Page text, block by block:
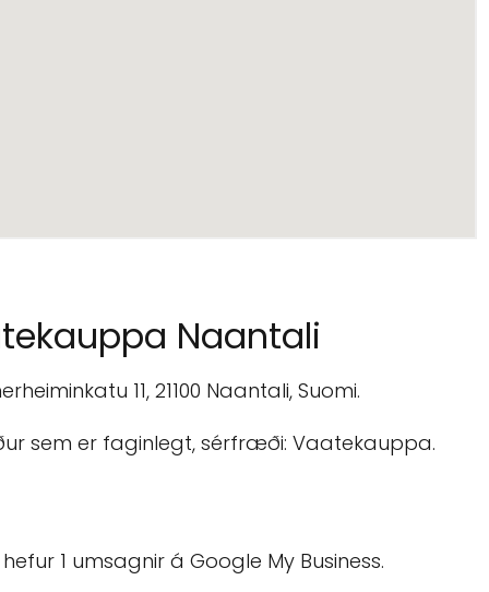
Naantali
11, 21100 Naantali, Suomi.
sem er faginlegt, sérfræði: Vaatekauppa.
1 umsagnir á Google My Business.